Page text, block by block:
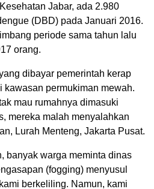
Jabar, ada 2.980
(DBD) pada Januari 2016.
periode sama tahun lalu
orang.
dibayar pemerintah kerap
kawasan permukiman mewah.
mau rumahnya dimasuki
mereka malah menyalahkan
Lurah Menteng, Jakarta Pusat.
banyak warga meminta dinas
(fogging) menyusul
berkeliling. Namun, kami